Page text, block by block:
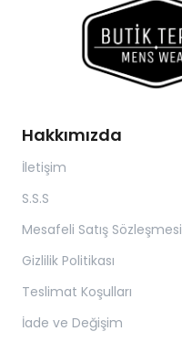
Hakkımızda
İletişim
S.S.S
Mesafeli Satış Sözleşmesi
Gizlilik Politikası
Teslimat Koşulları
İade ve Değişim